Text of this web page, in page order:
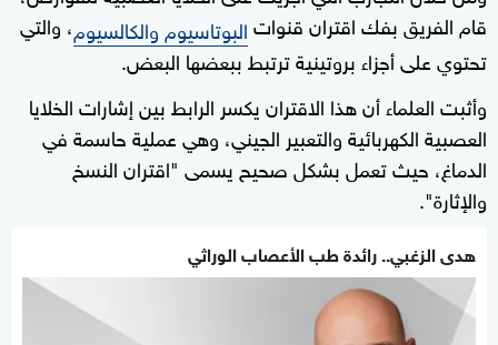
قام الفريق بفك اقتران قنواتالبوتاسيوم والكالسيوم، والتي
تحتوي على أجزاء بروتينية ترتبط ببعضها البعض.
وأثبت العلماء أن هذا الاقتران يكسر الرابط بين إشارات الخلايا
العصبية الكهربائية والتعبير الجيني، وهي عملية حاسمة في
الدماغ، حيث تعمل بشكل صحيح يسمى "اقتران النسخ
والإثارة".
هدى الزغبي.. رائدة طب الأعصاب الوراثي